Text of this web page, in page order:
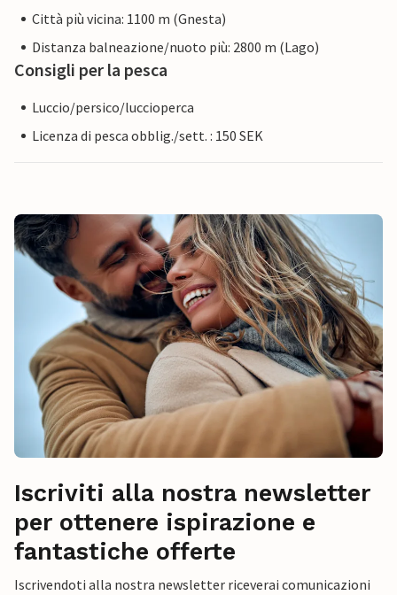
Città più vicina: 1100 m (Gnesta)
Distanza balneazione/nuoto più: 2800 m (Lago)
Consigli per la pesca
Luccio/persico/luccioperca
Licenza di pesca obblig./sett. : 150 SEK
Iscriviti alla nostra newsletter
per ottenere ispirazione e
fantastiche offerte
Iscrivendoti alla nostra newsletter riceverai comunicazioni